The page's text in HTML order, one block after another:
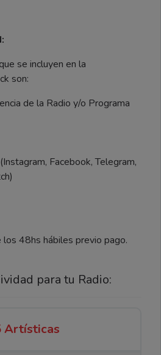
se incluyen en la
son:
de la Radio y/o Programa
Facebook, Telegram,
48hs hábiles previo pago.
para tu Radio:
Artísticas